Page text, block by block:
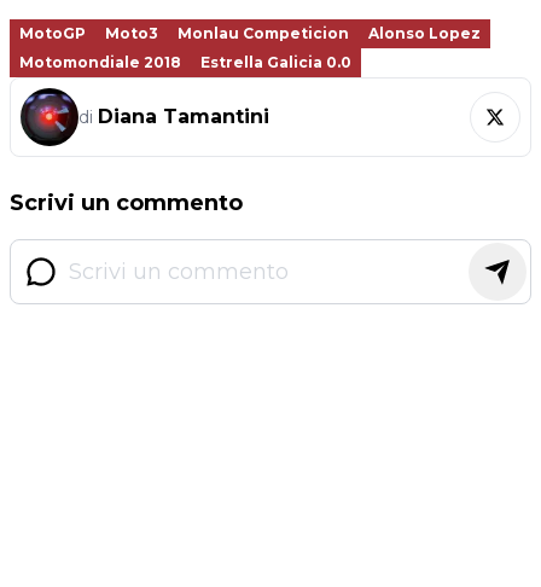
MotoGP Moto3 Monlau Competicion
Alonso Lopez
Motomondiale 2018
Estrella Galicia 0.0
di Diana Tamantini
Scrivi un commento